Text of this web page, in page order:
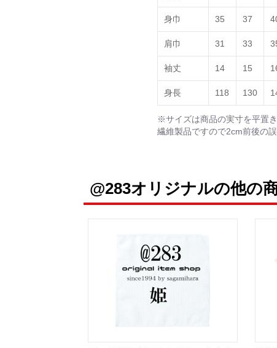
身巾 35 37
肩巾 31 33
袖丈 14 15
身長 118 130
※サイズは商品の実寸を平置
繊維製品ですので2cm前後の
@283オリジナルの他の